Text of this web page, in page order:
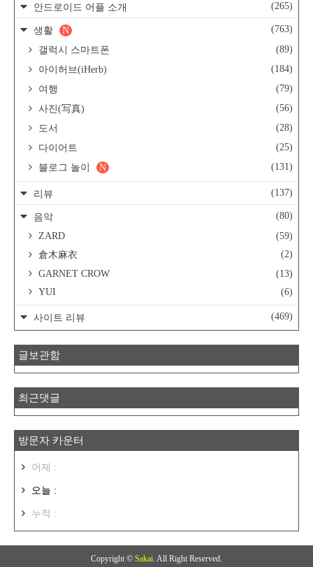
안드로이드 어플 소개 (265)
생활 (763)
N
갤럭시 스마트폰
(89)
아이허브(iHerb)
(184)
여행
(79)
사진(写真)
(56)
도서
(28)
다이어트
(25)
블로그 놀이
(131)
N
리뷰 (137)
음악
(80)
ZARD
(59)
倉木麻衣
(2)
GARNET CROW
(13)
YUI
(6)
사이트 리뷰 (469)
글보관함
최근댓글
방문자 카운터
어제 :
오늘 :
누적 :
Copyright © Sakai. All Right Reserved.